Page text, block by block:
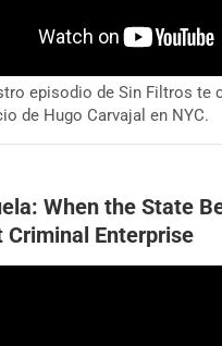
episodio de Sin Filtros te
de Hugo Carvajal en NYC.
When the State
Criminal Enterprise